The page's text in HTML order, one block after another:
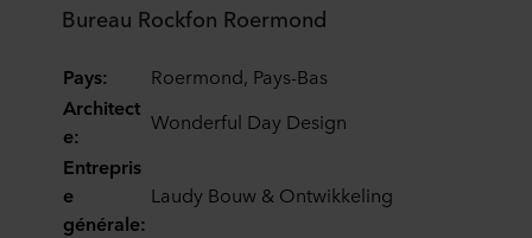
Bureau Rockfon Roermond
Pays:
Roermond, Pays-Bas
Architect
e:
Wonderful Day Design
Entrepris
e
générale:
Laudy Bouw & Ontwikkeling